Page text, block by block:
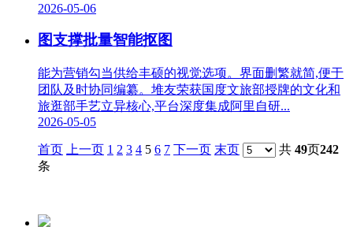
2026-05-06
图支撑批量智能抠图
能为营销勾当供给丰硕的视觉选项。界面删繁就简,便于
团队及时协同编纂。堆友荣获国度文旅部授牌的文化和
旅逛部手艺立异核心,平台深度集成阿里自研...
2026-05-05
首页 上一页 1 2 3 4 5 6 7 下一页 末页 共 49页242
条